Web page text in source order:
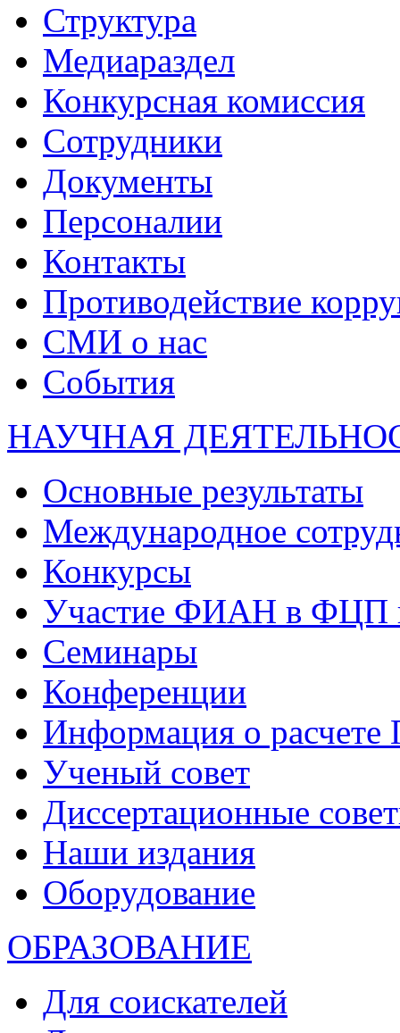
Структура
Медиараздел
Конкурсная комиссия
Сотрудники
Документы
Персоналии
Контакты
Противодействие
СМИ о нас
События
НАУЧНАЯ
Основные результаты
Международное
Конкурсы
Участие ФИАН в ФЦП
Семинары
Конференции
Информация о
Ученый совет
Диссертационные
Наши издания
Оборудование
ОБРАЗОВАНИЕ
Для соискателей